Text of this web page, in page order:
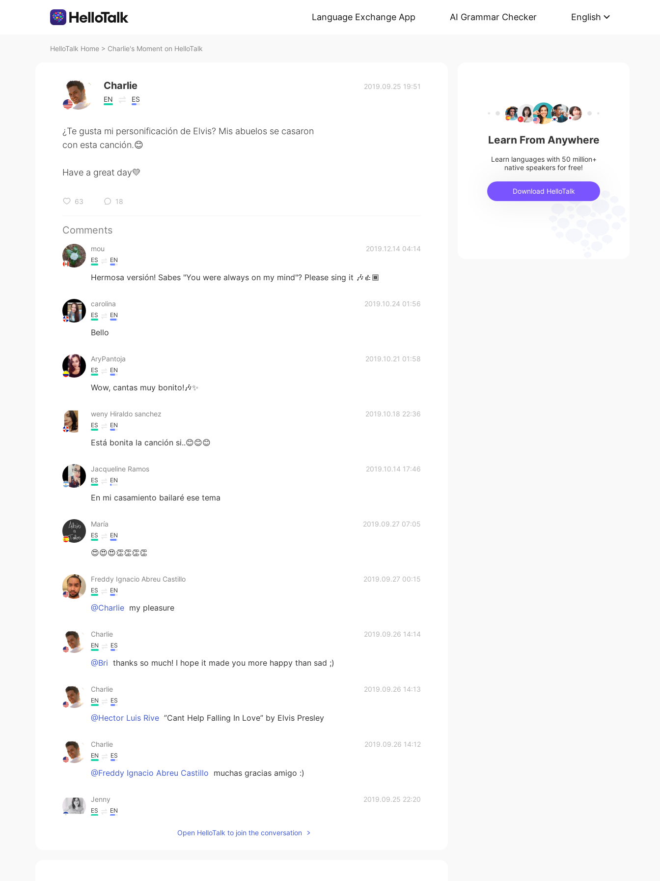
Language Exchange App AI Grammar Checker English
HelloTalk Home > Charlie's Moment on HelloTalk
Charlie
EN ES
2019.09.25 19:51
¿Te gusta mi personificación de Elvis? Mis abuelos se casaron
con esta canción.😊
Have a great day💛
63 18
Comments
mou 2019.12.14 04:14
ES EN
Hermosa versión! Sabes "You were always on my mind"? Please sing it 🎶👍🏾
carolina 2019.10.24 01:56
ES EN
Bello
AryPantoja 2019.10.21 01:58
ES EN
Wow, cantas muy bonito!🎶✨
weny Hiraldo sanchez 2019.10.18 22:36
ES EN
Está bonita la canción si..😊😊😊
Jacqueline Ramos 2019.10.14 17:46
ES EN
En mi casamiento bailaré ese tema
María 2019.09.27 07:05
ES EN
😍😍😍👏👏👏👏
Freddy Ignacio Abreu Castillo 2019.09.27 00:15
ES EN
@Charlie my pleasure
Charlie 2019.09.26 14:14
EN ES
@Bri thanks so much! I hope it made you more happy than sad ;)
Charlie 2019.09.26 14:13
EN ES
@Hector Luis Rive ”Cant Help Falling In Love” by Elvis Presley
Charlie 2019.09.26 14:12
EN ES
@Freddy Ignacio Abreu Castillo muchas gracias amigo :)
Jenny 2019.09.25 22:20
ES EN
Open HelloTalk to join the conversation
Learn From Anywhere
Learn languages with 50 million+
native speakers for free!
Download HelloTalk